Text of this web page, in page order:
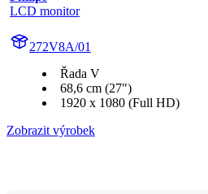
LCD monitor
272V8A/01
Řada V
68,6 cm (27")
1920 x 1080 (Full HD)
Zobrazit výrobek